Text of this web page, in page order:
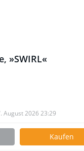
»SWIRL«
August 2026 23:29
Kaufen